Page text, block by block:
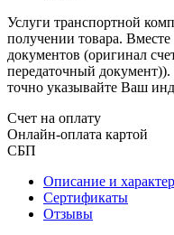
Услуги транспортной
получении товара.
документов (оригинал
передаточный
точно указывайте Ваш
Счет на оплату
Онлайн-оплата картой
СБП
Описание и
Сертификаты
Отзывы